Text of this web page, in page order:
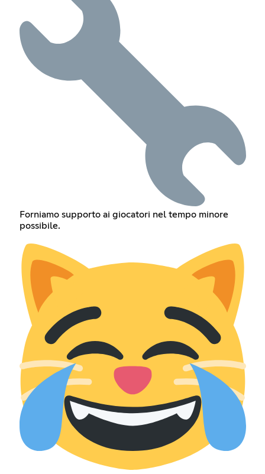
Forniamo supporto ai giocatori nel tempo minore
possibile.